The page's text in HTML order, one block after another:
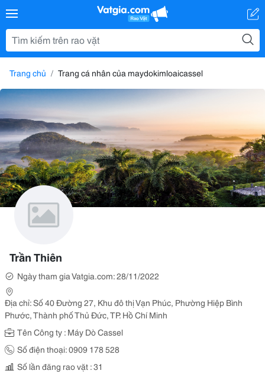
Trang chủ Trang cá nhân của maydokimloaicassel
Trần Thiên
Ngày tham gia Vatgia.com: 28/11/2022
Địa chỉ: Số 40 Đường 27, Khu đô thị Vạn Phúc, Phường Hiệp Bình
Phước, Thành phố Thủ Đức, TP. Hồ Chí Minh
Tên Công ty : Máy Dò Cassel
Số điện thoại: 0909 178 528
Số lần đăng rao vặt : 31